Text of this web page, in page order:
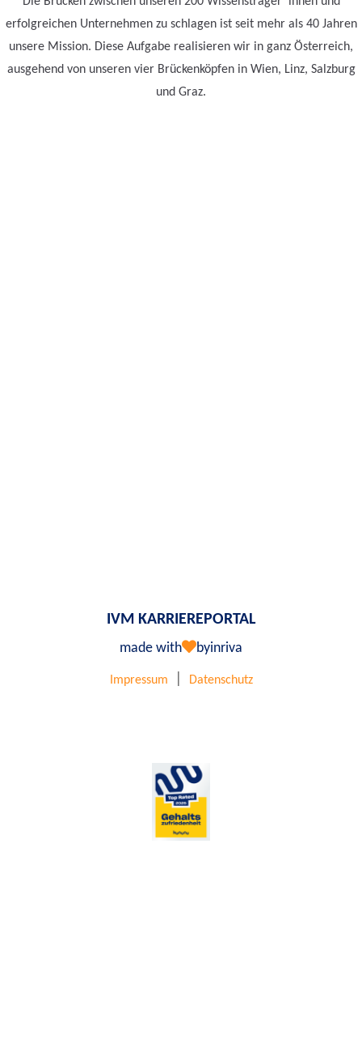
erfolgreichen Unternehmen zu schlagen ist seit mehr als 40 Jahren
unsere Mission. Diese Aufgabe realisieren wir in ganz Österreich,
ausgehend von unseren vier Brückenköpfen in Wien, Linz, Salzburg
und Graz.
IVM KARRIEREPORTAL
made with byinriva
Impressum Datenschutz